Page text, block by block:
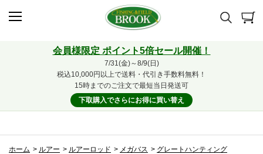
会員様限定 ポイント5倍セール開催！
7/31(金)～8/9(日)
税込10,000円以上で送料・代引き手数料無料！
15時までのご注文で最短当日発送可
下取購入でさらにお得に買い替え
ホーム > ルアー > ルアーロッド > メガバス > グレートハンティング